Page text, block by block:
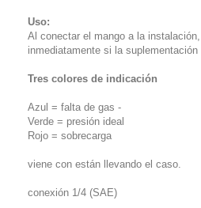
Uso:
Al conectar el mango a la
inmediatamente si la suplementación
Tres colores de indicación
Azul = falta de gas -
Verde = presión ideal
Rojo = sobrecarga
viene con están llevando el caso.
conexión 1/4 (SAE)